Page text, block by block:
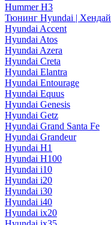
Hummer H3
Тюнинг Hyundai | Хендай
Hyundai Accent
Hyundai Atos
Hyundai Azera
Hyundai Creta
Hyundai Elantra
Hyundai Entourage
Hyundai Equus
Hyundai Genesis
Hyundai Getz
Hyundai Grand Santa Fe
Hyundai Grandeur
Hyundai H1
Hyundai H100
Hyundai i10
Hyundai i20
Hyundai i30
Hyundai i40
Hyundai ix20